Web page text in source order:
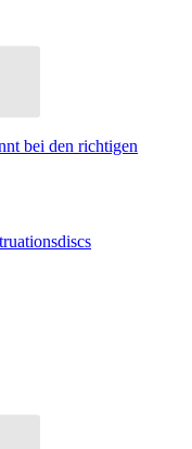
bei den richtigen